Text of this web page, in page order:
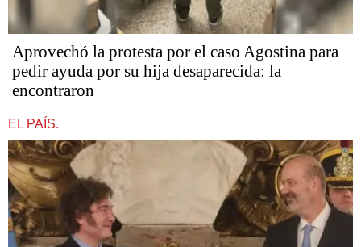
Aprovechó la protesta por el caso Agostina para
pedir ayuda por su hija desaparecida: la
encontraron
EL PAÍS.